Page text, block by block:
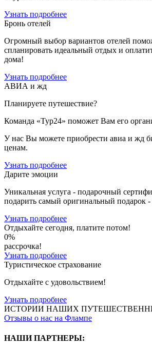
Узнать подробнее
Бронь отелей
Огромный выбор вариантов отелей
спланировать идеальный отдых и
дома!
Узнать подробнее
АВИА и жд
Планируете путешествие?
Команда «Тур24» поможет Вам его
У нас Вы можете приобрести авиа и жд
ценам.
Узнать подробнее
Дарите эмоции
Уникальная услуга - подарочный
подарить cамый оригинальный
Узнать подробнее
Отдыхайте сегодня, платите потом!
0%
рассрочка!
Узнать подробнее
Туристическое страхование
Отдыхайте с удовольствием!
Узнать подробнее
ИСТОРИИ НАШИХ
Отзывы о нас на Флампе
НАШИ ПАРТНЕРЫ: